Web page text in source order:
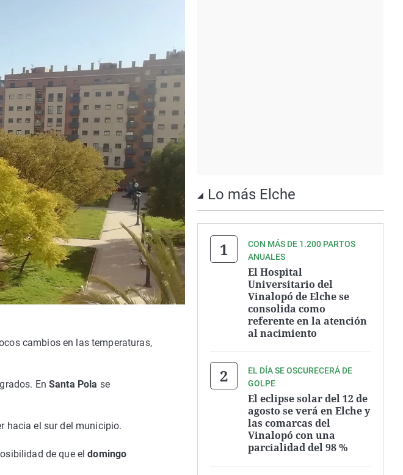
cambios en las temperaturas,
EnSanta Pola se
hacia el sur del municipio.
de que eldomingo
Lo más Elche
CON MÁS DE 1.200 PARTOS
ANUALES
El Hospital
Universitario del
Vinalopó de Elche se
consolida como
referente en la atención
al nacimiento
EL DÍA SE OSCURECERÁ DE
GOLPE
El eclipse solar del 12 de
agosto se verá en Elche y
las comarcas del
Vinalopó con una
parcialidad del 98 %